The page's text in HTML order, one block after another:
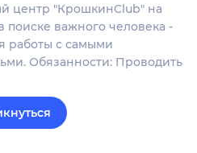
центр "КрошкинClub" на
поиске важного человека -
работы с самыми
Обязанности: Проводить